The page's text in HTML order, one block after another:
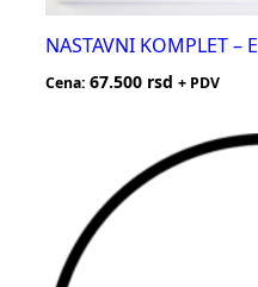
NASTAVNI KOMPLET –
Cena: 67.500 rsd + PDV